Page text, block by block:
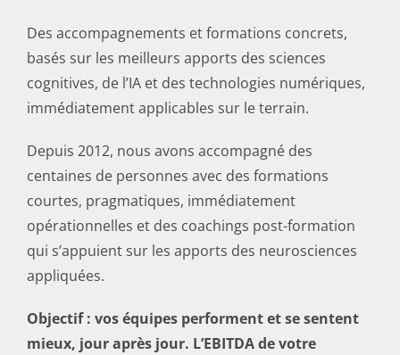
Des accompagnements et formations concrets,
basés sur les meilleurs apports des sciences
cognitives, de l’IA et des technologies numériques,
immédiatement applicables sur le terrain.
Depuis 2012, nous avons accompagné des
centaines de personnes avec des formations
courtes, pragmatiques, immédiatement
opérationnelles et des coachings post-formation
qui s’appuient sur les apports des neurosciences
appliquées.
Objectif : vos équipes performent et se sentent
mieux, jour après jour. L’EBITDA de votre